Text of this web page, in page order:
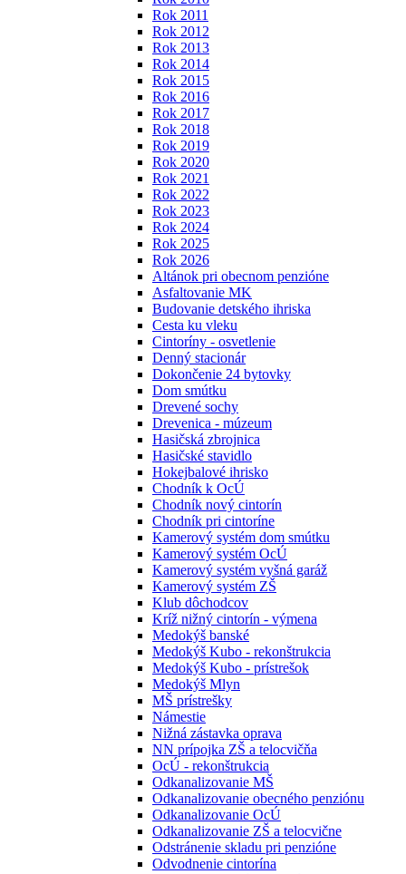
Rok 2011
Rok 2012
Rok 2013
Rok 2014
Rok 2015
Rok 2016
Rok 2017
Rok 2018
Rok 2019
Rok 2020
Rok 2021
Rok 2022
Rok 2023
Rok 2024
Rok 2025
Rok 2026
Altánok pri obecnom penzióne
Asfaltovanie MK
Budovanie detského ihriska
Cesta ku vleku
Cintoríny - osvetlenie
Denný stacionár
Dokončenie 24 bytovky
Dom smútku
Drevené sochy
Drevenica - múzeum
Hasičská zbrojnica
Hasičské stavidlo
Hokejbalové ihrisko
Chodník k OcÚ
Chodník nový cintorín
Chodník pri cintoríne
Kamerový systém dom smútku
Kamerový systém OcÚ
Kamerový systém vyšná garáž
Kamerový systém ZŠ
Klub dôchodcov
Kríž nižný cintorín - výmena
Medokýš banské
Medokýš Kubo - rekonštrukcia
Medokýš Kubo - prístrešok
Medokýš Mlyn
MŠ prístrešky
Námestie
Nižná zástavka oprava
NN prípojka ZŠ a telocvičňa
OcÚ - rekonštrukcia
Odkanalizovanie MŠ
Odkanalizovanie obecného penziónu
Odkanalizovanie OcÚ
Odkanalizovanie ZŠ a telocvične
Odstránenie skladu pri penzióne
Odvodnenie cintorína